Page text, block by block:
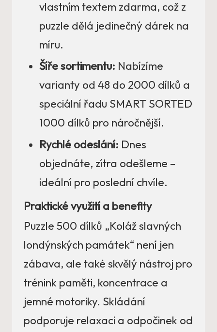
vlastním textem zdarma, což z
puzzle dělá jedinečný dárek na
míru.
Šíře sortimentu: Nabízíme
varianty od 48 do 2000 dílků a
speciální řadu SMART SORTED
1000 dílků pro náročnější.
Rychlé odeslání: Dnes
objednáte, zítra odešleme –
ideální pro poslední chvíle.
Praktické využití a benefity
Puzzle 500 dílků „Koláž slavných
londýnských památek“ není jen
zábava, ale také skvělý nástroj pro
trénink paměti, koncentrace a
jemné motoriky. Skládání
podporuje relaxaci a odpočinek od